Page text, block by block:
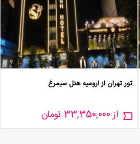
تور تهران از ارومیه هتل سیمرغ
از 33,350,000 تومان